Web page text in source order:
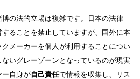
の法的立場は複雑です。日本の法律
ることを禁止していますが、国外に本
メーカーを個人が利用することについ
いグレーゾーンとなっているのが現実
ー自身が自己責任で情報を収集し、リス